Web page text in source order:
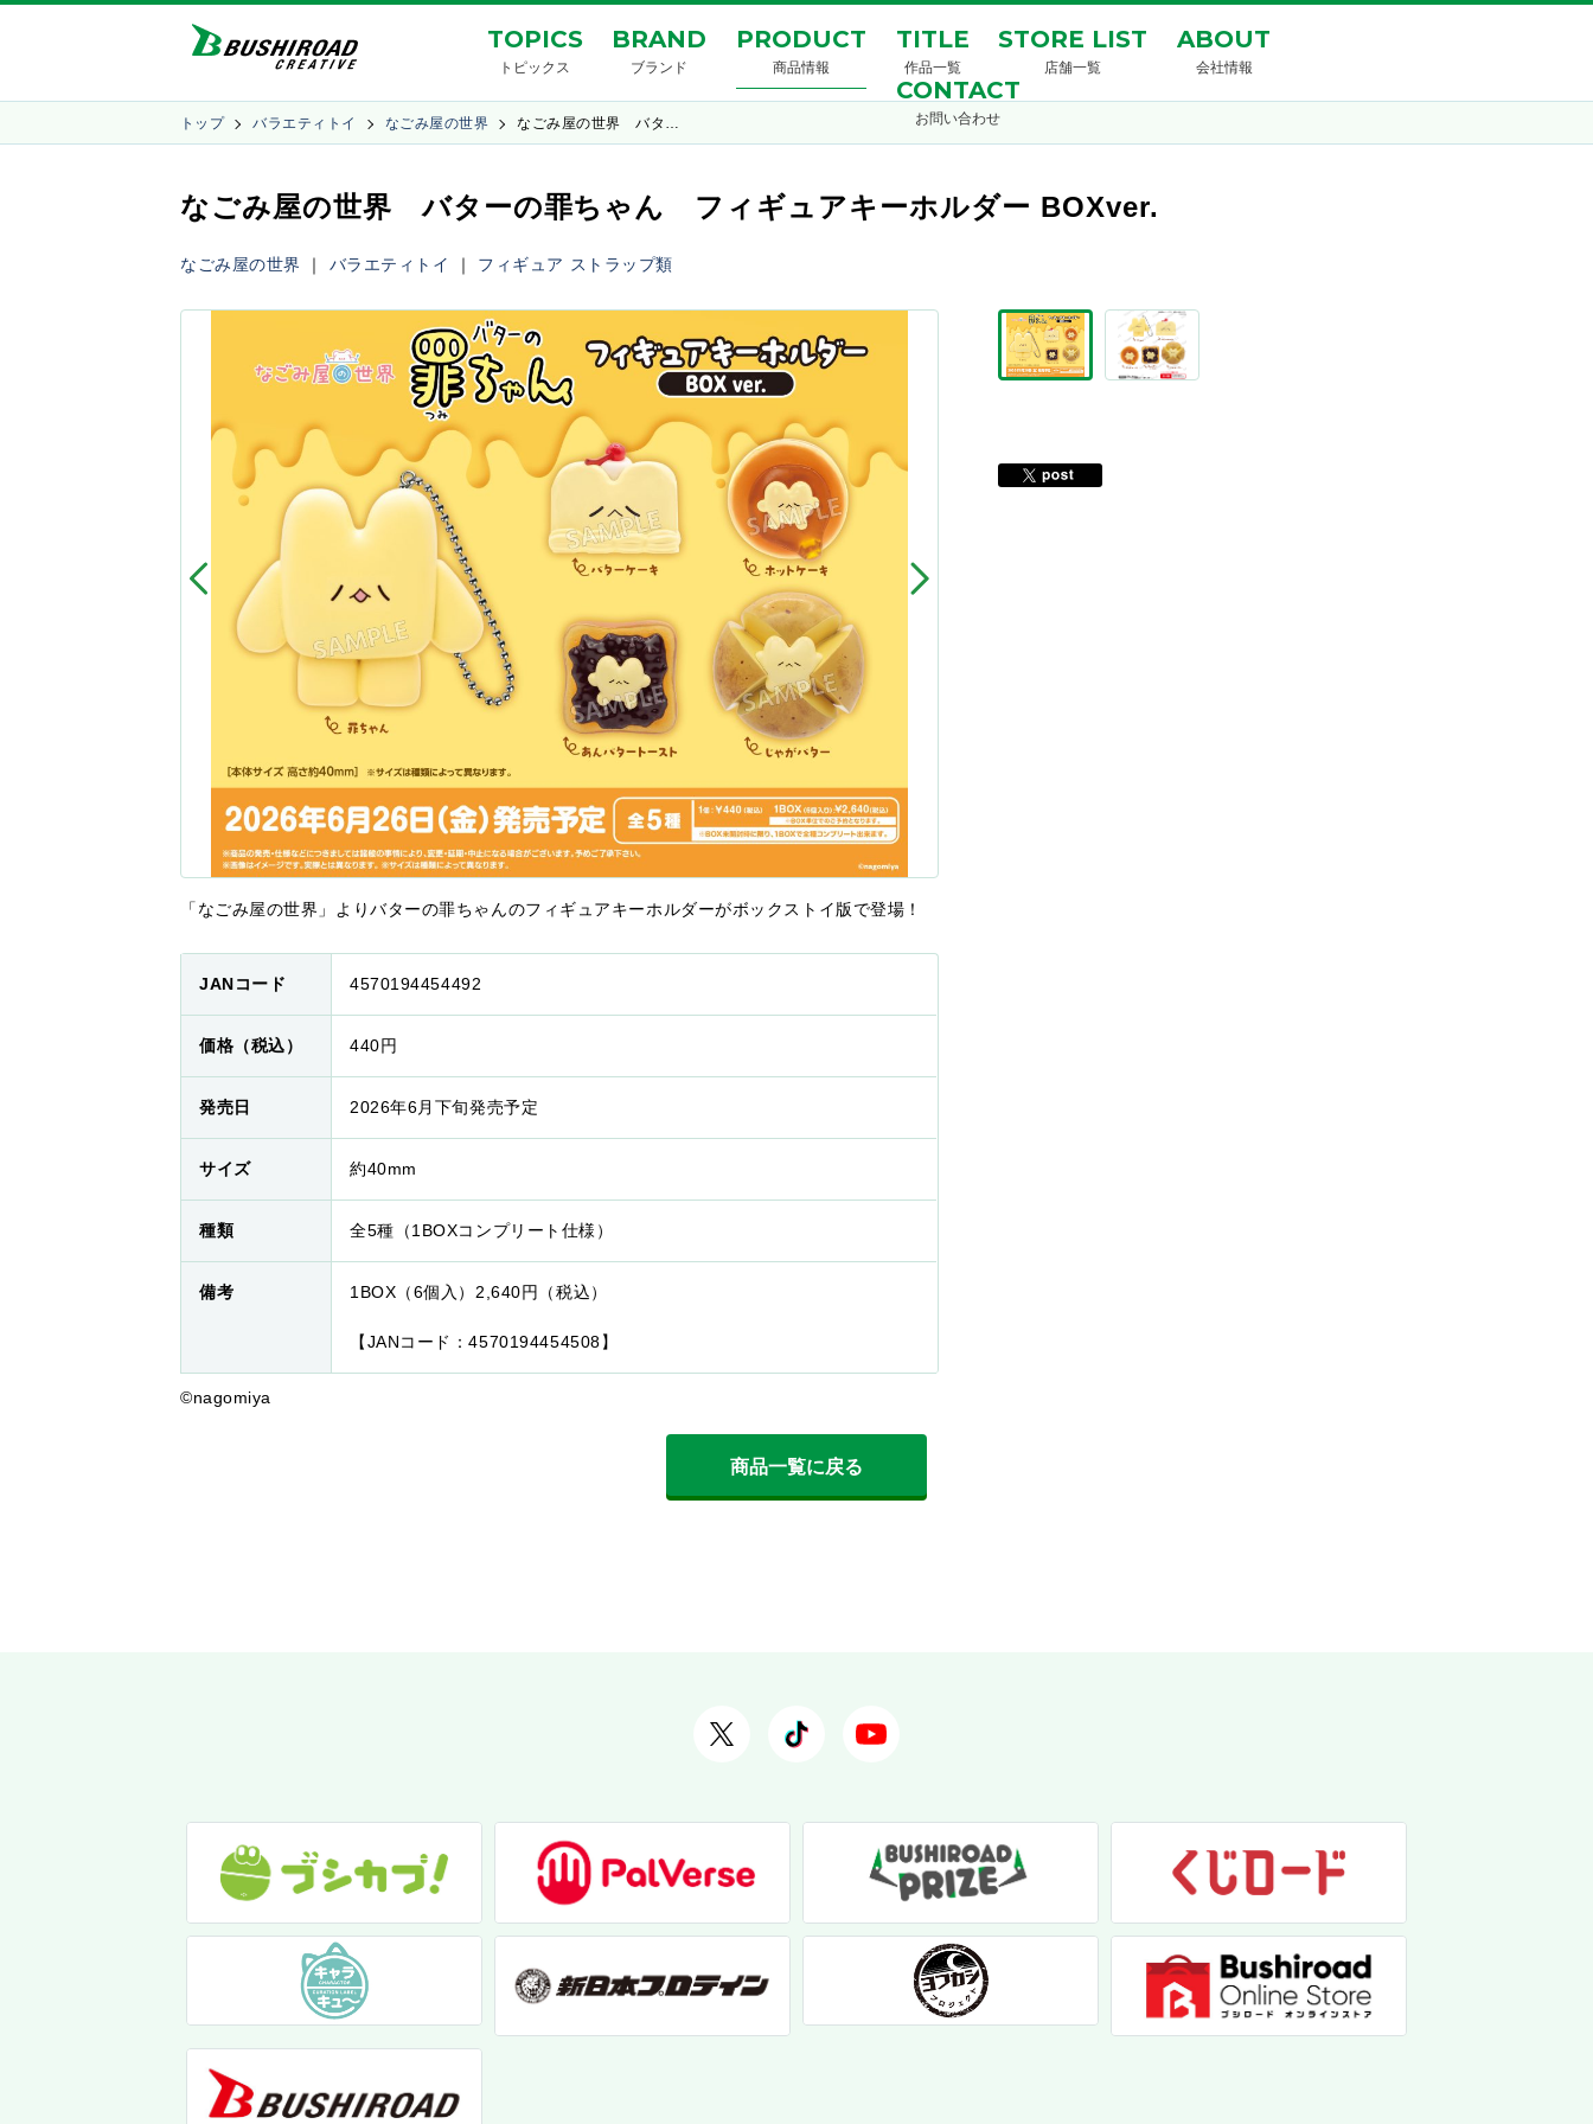
TOPICS
トピックス
BRAND
ブランド
PRODUCT
商品情報
TITLE
作品一覧
STORE LIST
店舗一覧
ABOUT
会社情報
CONTACT
お問い合わせ
トップ バラエティトイ なごみ屋の世界 なごみ屋の世界 バタ…
なごみ屋の世界 バターの罪ちゃん フィギュアキーホルダー BOXver.
なごみ屋の世界 ｜ バラエティトイ ｜ フィギュア ストラップ類
「なごみ屋の世界」よりバターの罪ちゃんのフィギュアキーホルダーがボックストイ版で登場！
JANコード 4570194454492
価格（税込） 440円
発売日 2026年6月下旬発売予定
サイズ 約40mm
種類 全5種（1BOXコンプリート仕様）
備考 1BOX（6個入）2,640円（税込）
【JANコード：4570194454508】
©nagomiya
商品一覧に戻る